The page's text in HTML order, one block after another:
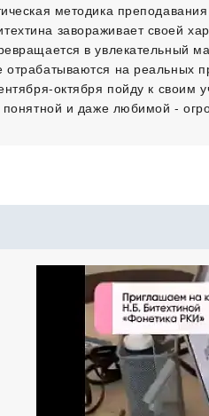
методика
завораживает своей
в увлекательный
на реальных
октября пойду к
понятной и даже любимой -